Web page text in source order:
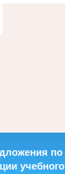
по
учебного